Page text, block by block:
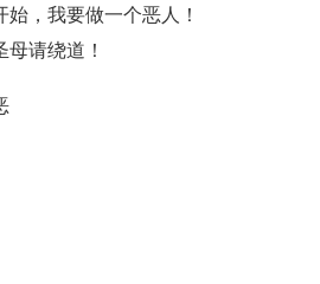
，我要做一个恶人！
请绕道！